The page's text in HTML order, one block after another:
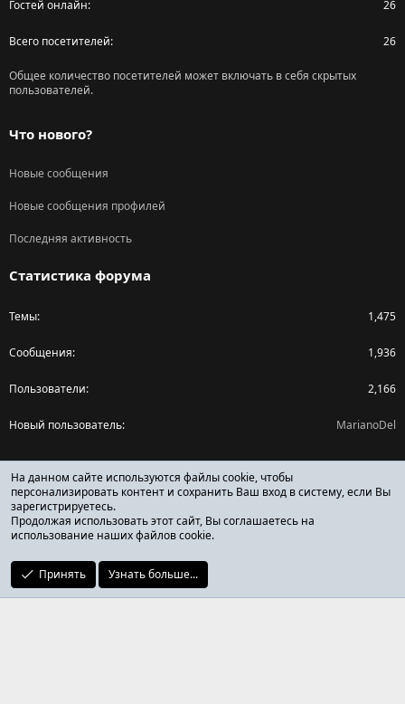
Гостей онлайн 26
Всего посетителей 26
Общее количество посетителей может включать в себя скрытых
пользователей.
Что нового?
Новые сообщения
Новые сообщения профилей
Последняя активность
Статистика форума
Темы 1,475
Сообщения 1,936
Пользователи 2,166
Новый пользователь MarianoDel
Поделиться страницей
Facebook
X (Twitter)
Reddit
ОТЗЫВЫ ОНЛАЙН ФОРУМ
На данном сайте используются файлы cookie, чтобы
персонализировать контент и сохранить Ваш вход в систему, если Вы
зарегистрируетесь.
Продолжая использовать этот сайт, Вы соглашаетесь на
использование наших файлов cookie.
Принять Узнать больше...